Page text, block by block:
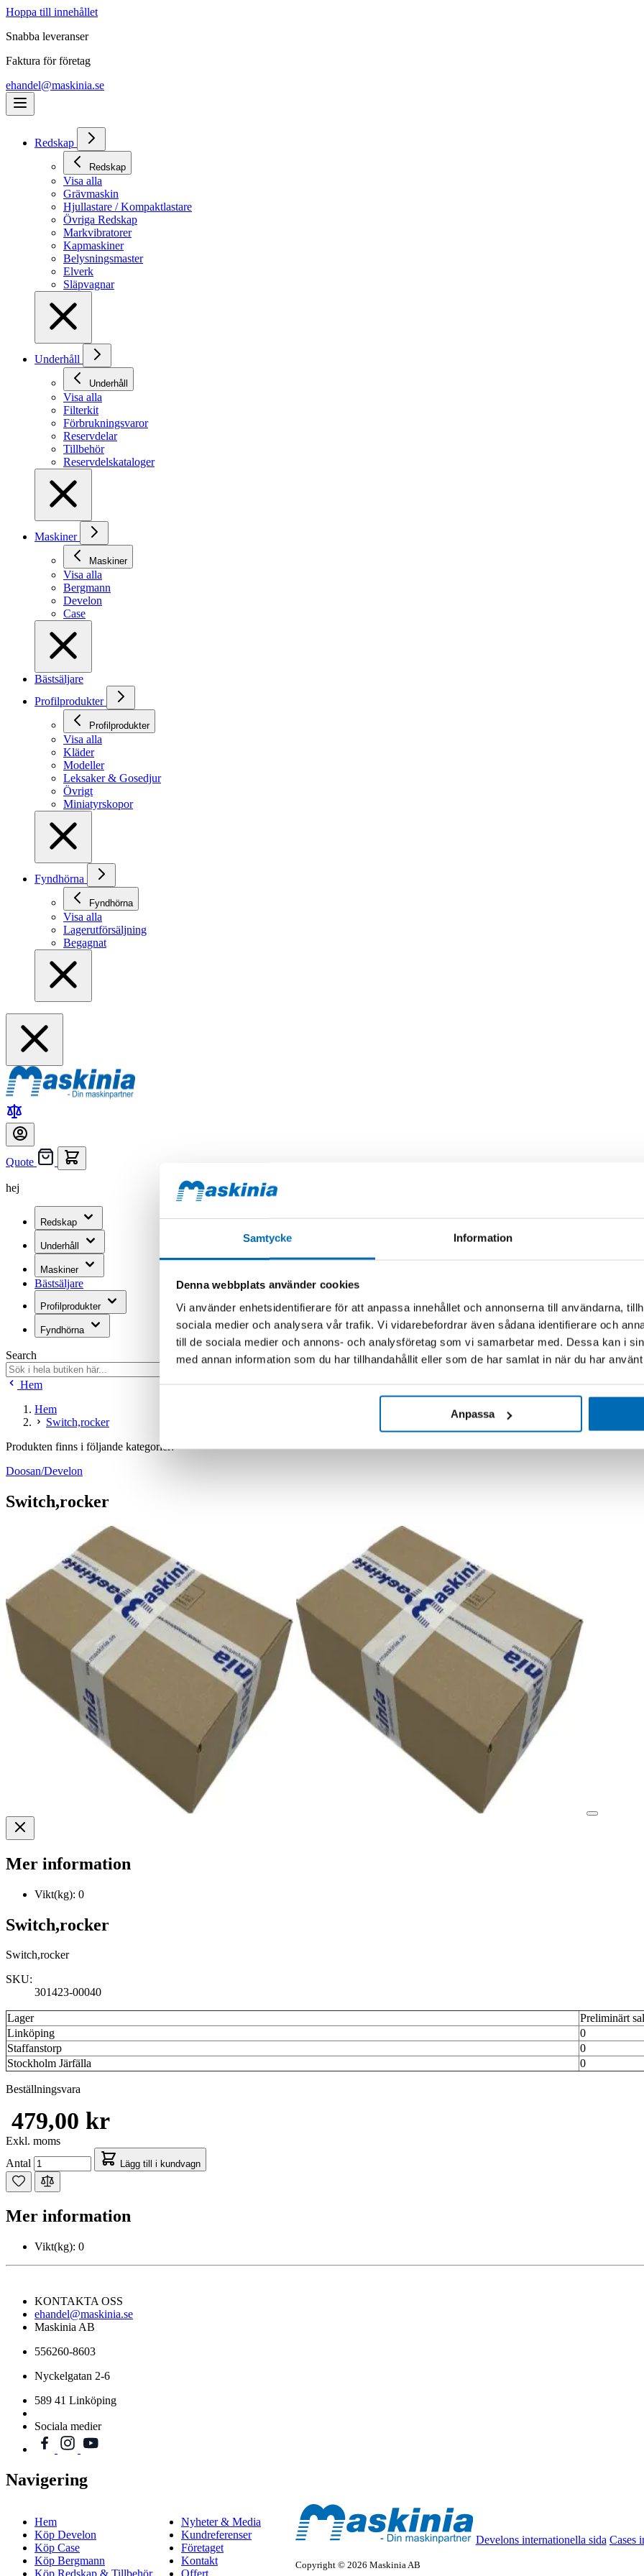
Samtycke Information
Denna webbplats använder cookies
Vi använder enhetsidentifierare för att anpassa innehållet och annonserna till användarna,
sociala medier och analysera vår trafik. Vi vidarebefordrar även sådana identifierare och
till de sociala medier och annons- och analysföretag som vi samarbetar med. Dessa kan i
med annan information som du har tillhandahållit eller som de har samlat in när du har
Anpassa
Hoppa till innehållet
Snabba leveranser
Faktura för företag
ehandel@maskinia.se
Redskap
Redskap
Visa alla
Grävmaskin
Hjullastare / Kompaktlastare
Övriga Redskap
Markvibratorer
Kapmaskiner
Belysningsmaster
Elverk
Släpvagnar
Underhåll
Underhåll
Visa alla
Filterkit
Förbrukningsvaror
Reservdelar
Tillbehör
Reservdelskataloger
Maskiner
Maskiner
Visa alla
Bergmann
Develon
Case
Bästsäljare
Profilprodukter
Profilprodukter
Visa alla
Kläder
Modeller
Leksaker & Gosedjur
Övrigt
Miniatyrskopor
Fyndhörna
Fyndhörna
Visa alla
Lagerutförsäljning
Begagnat
Quote
hej
Redskap
Underhåll
Maskiner
Bästsäljare
Profilprodukter
Fyndhörna
Search
Hem
Hem
Switch,rocker
Produkten finns i följande kategorier:
Doosan/Develon
Switch,rocker
Mer information
Vikt(kg): 0
Switch,rocker
Switch,rocker
SKU:
301423-00040
Lager
Preliminärt
Linköping
0
Staffanstorp
0
Stockholm Järfälla
0
Beställningsvara
479,00 kr
Exkl. moms
Antal
Lägg till i kundvagn
Mer information
Vikt(kg): 0
KONTAKTA OSS
ehandel@maskinia.se
Maskinia AB
556260-8603
Nyckelgatan 2-6
589 41 Linköping
Sociala medier
Navigering
Hem
Köp Develon
Köp Case
Köp Bergmann
Köp Redskap & Tillbehör
Nyheter & Media
Kundreferenser
Företaget
Kontakt
Offert
Develons internationella sida Cases
Copyright © 2026 Maskinia AB